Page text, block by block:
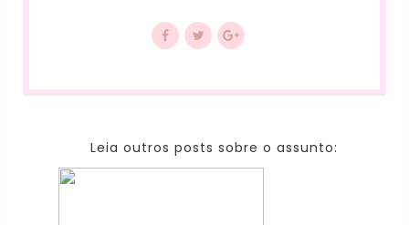
Leia outros posts sobre o assunto: